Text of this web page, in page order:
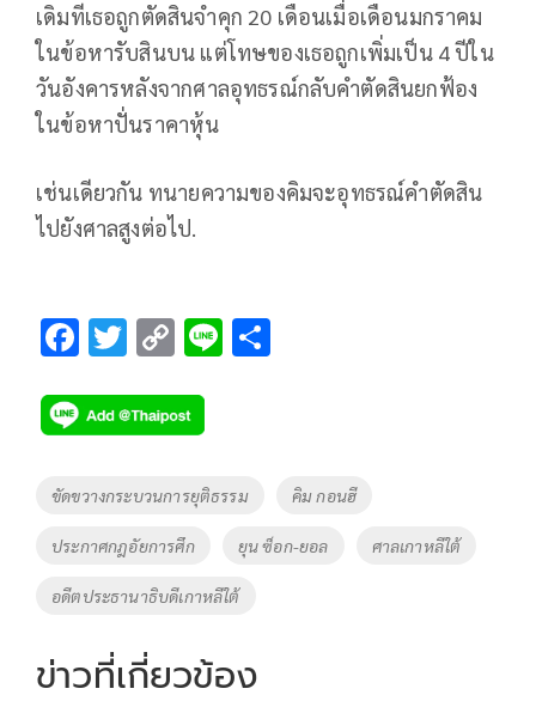
เดิมทีเธอถูกตัดสินจำคุก 20 เดือนเมื่อเดือนมกราคม
ในข้อหารับสินบน แต่โทษของเธอถูกเพิ่มเป็น 4 ปีใน
วันอังคารหลังจากศาลอุทธรณ์กลับคำตัดสินยกฟ้อง
ในข้อหาปั่นราคาหุ้น
เช่นเดียวกัน ทนายความของคิมจะอุทธรณ์คำตัดสิน
ไปยังศาลสูงต่อไป.
F
e
b
o
k
T
tt
er
C
p
y
Li
n
k
Li
Tags
ขัดขวางกระบวนการยุติธรรม คิม กอนฮี
ประกาศกฎอัยการศึก ยุน ซ็อก-ยอล ศาลเกาหลีใต้
อดีตประธานาธิบดีเกาหลีใต้
ข่าวที่เกี่ยวข้อง